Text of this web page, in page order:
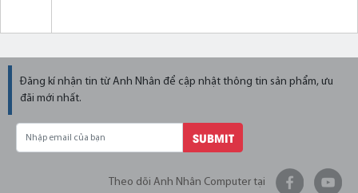
Đăng kí nhận tin từ Anh Nhân để cập nhật thông tin sản phẩm, ưu
đãi mới nhất.
SUBMIT
Theo dõi Anh Nhân Computer tại